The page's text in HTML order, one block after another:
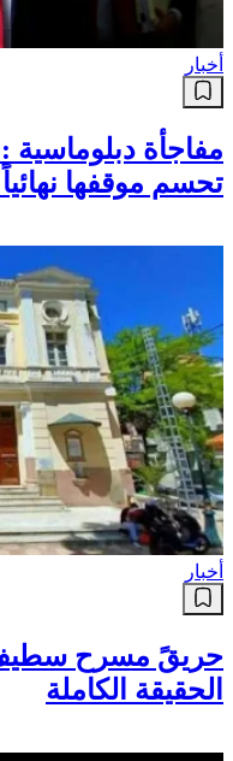
أخبار
مفاجأة دبلوماسية
تحسم موقفها
أخبار
حريقً مسرح
الحقيقة الكاملة